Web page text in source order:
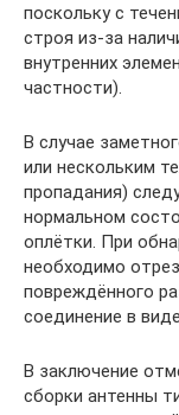
поскольку с
строя из-за
внутренних
частности).
В случае
или нескольким
пропадания)
нормальном
оплётки. При
необходимо
повреждённого
соединение в
В заключение
сборки антенны